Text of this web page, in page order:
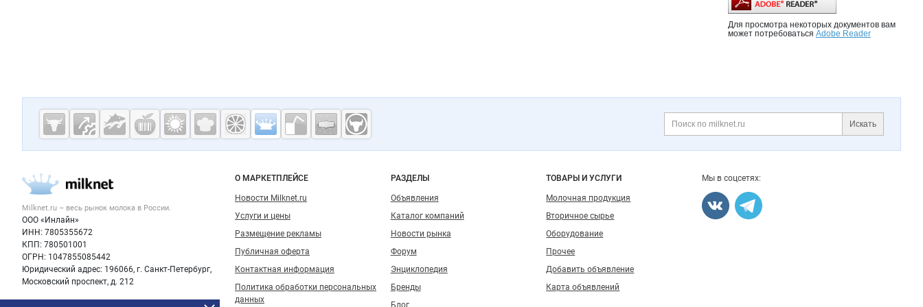
Для просмотра некоторых документов вам
может потребоваться Adobe Reader
Дополнительная информация
Искать
Cсылки на полезные проекты
Молочная
промышленность
Milknet.ru
Важные разделы и контакты
Milknet.ru – весь рынок молока в России.
ООО «Инлайн»
ИНН: 7805355672
КПП: 780501001
ОГРН: 1047855085442
Юридический адрес: 196066, г. Санкт-Петербург,
Московский проспект, д. 212
Навигация по сайту
О МАРКЕТПЛЕЙСЕ
Новости Milknet.ru
Услуги и цены
Размещение рекламы
Публичная оферта
Контактная информация
Политика обработки персональных
данных
РАЗДЕЛЫ
Объявления
Каталог компаний
Новости рынка
Форум
Энциклопедия
Бренды
Блог
ТОВАРЫ И УСЛУГИ
Молочная продукция
Вторичное сырье
Оборудование
Прочее
Добавить объявление
Карта объявлений
Мы в соцсетях: